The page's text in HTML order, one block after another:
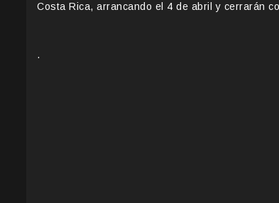
Costa Rica, arrancando el 4 de abril y cerrarán
.